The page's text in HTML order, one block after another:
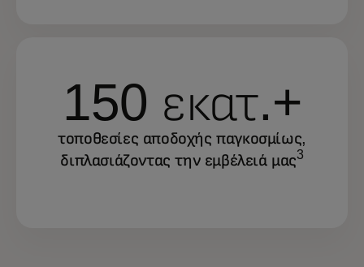
150 εκατ.+
τοποθεσίες αποδοχής παγκοσμίως,
διπλασιάζοντας την εμβέλειά μας3